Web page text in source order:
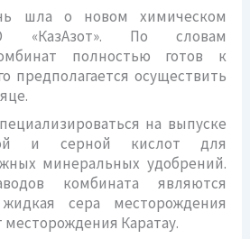
шла о новом химическом
«КазАзот». По словам
полностью готов к
предполагается осуществить
на выпуске
и серной кислот для
минеральных удобрений.
комбината являются
сера месторождения
Каратау.